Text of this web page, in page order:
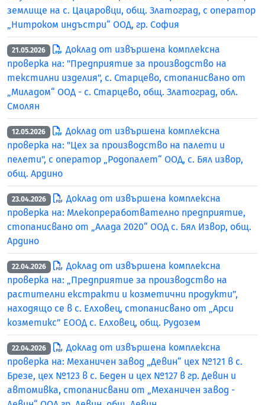
землище на с. Цацаровци, общ. Златоград, с оператор
„Нитроком индъстри“ ООД, гр. София
21.05.2026
Доклад от извършена комплексна
проверка на: "Предприятие за производство на
текстилни изделия", с. Старцево, стопанисвано от
„Миладом“ ООД - с. Старцево, общ. Златоград, обл.
Смолян
12.05.2026
Доклад от извършена комплексна
проверка на: "Цех за производство на палети и
пелети", с оператор „Родопалет“ ООД, с. Бял извор,
общ. Ардино
23.04.2026
Доклад от извършена комплексна
проверка на: Млекопреработвателно предприятие,
стопанисвано от „Алада 2020“ ООД с. Бял Извор, общ.
Ардино
22.04.2026
Доклад от извършена комплексна
проверка на: „Предприятие за производство на
растителни екстракти и козметични продукти”,
находящо се в с. Елховец, стопанисвано от „Арси
козметикс” ЕООД с. Елховец, общ. Рудозем
22.04.2026
Доклад от извършена комплексна
проверка на: Механичен завод „Девин“ цех №121 в с.
Брезе, цех №123 в с. Беден и цех №127 в гр. Девин и
автомивка, стопанисвани от „Механичен завод -